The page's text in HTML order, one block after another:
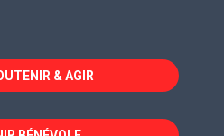
dans
une
fenêtre
dans
une
fenêtre
& AGIR